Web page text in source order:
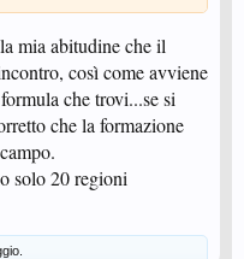
mia abitudine che il
così come avviene
che trovi...se si
che la formazione
solo 20 regioni